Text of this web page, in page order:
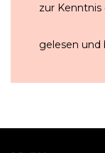
zur
gelesen und